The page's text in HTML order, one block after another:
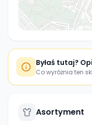
Byłaś tutaj?
Co wyróżnia ten
Asortyment